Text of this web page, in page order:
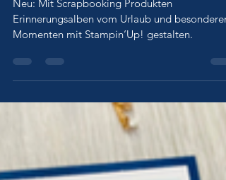
Neu: Scrapbooking
Broschüre von
Stampin‘Up!
Neu: Mit Scrapbooking Produkten
Erinnerungsalben vom Urlaub und besonderen
Momenten mit Stampin‘Up! gestalten.